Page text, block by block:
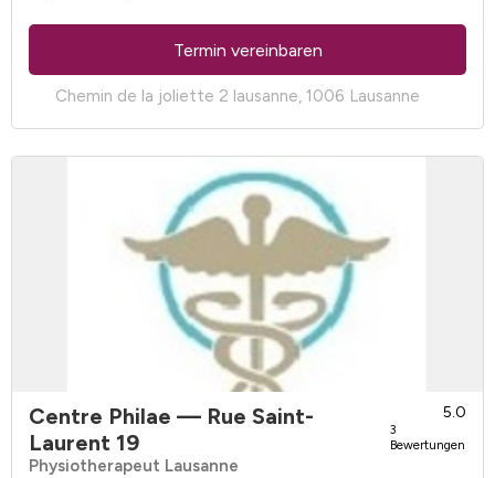
Chemin de la joliette 2 lausanne, 1006 Lausanne
Termin vereinbaren
Centre Philae — Rue Saint-
Laurent 19
5.0
3
Bewertungen
Physiotherapeut Lausanne